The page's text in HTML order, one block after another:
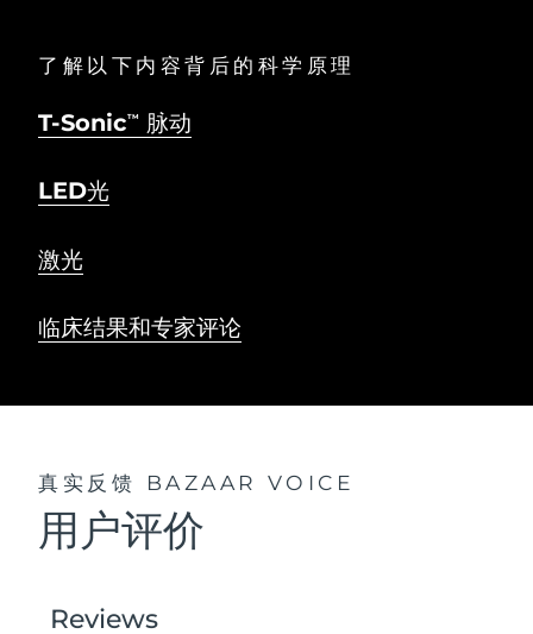
了解以下内容背后的科学原理
T-SonicTM 脉动
LED光
激光
临床结果和专家评论
真实反馈 BAZAAR VOICE
用户评价